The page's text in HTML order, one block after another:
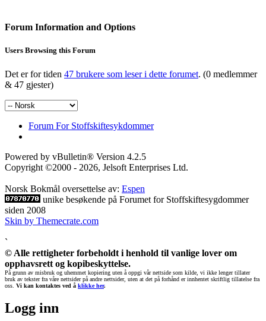
Forum Information and Options
Users Browsing this Forum
Det er for tiden 47 brukere som leser i dette forumet. (0 medlemmer
& 47 gjester)
Forum For Stoffskiftesykdommer
Powered by vBulletin® Version 4.2.5
Copyright ©2000 - 2026, Jelsoft Enterprises Ltd.
Norsk Bokmål oversettelse av: Espen
unike besøkende på Forumet for Stoffskiftesygdommer
siden 2008
Skin by Themecrate.com
`
© Alle rettigheter forbeholdt i henhold til vanlige lover om
opphavsrett og kopibeskyttelse.
På grunn av misbruk og uhemmet kopiering uten å oppgi vår nettside som kilde, vi ikke lenger tillater
bruk av tekster fra våre nettsider på andre nettsider, uten at det på forhånd er innhentet skriftlig tillatelse fra
oss. Vi kan kontaktes ved å klikke her.
Logg inn